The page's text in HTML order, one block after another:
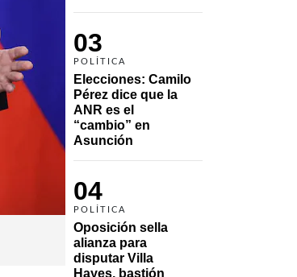
03
POLÍTICA
Elecciones: Camilo
Pérez dice que la
ANR es el
“cambio” en
Asunción
04
POLÍTICA
Oposición sella
alianza para
disputar Villa
Hayes, bastión